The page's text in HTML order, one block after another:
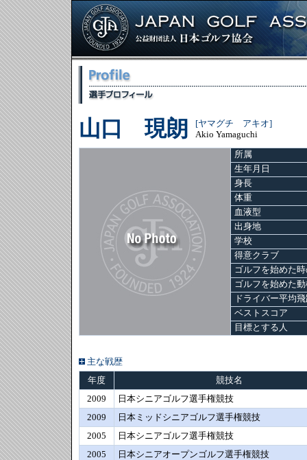
山口 現朗
[ヤマグチ アキオ]
Akio Yamaguchi
所属
生年月日
身長
体重
血液型
出身地
学校
得意クラブ
ゴルフを始めた
ゴルフを始めた
ドライバー平均
ベストスコア
目標とする人
主な戦歴
年度
競技名
2009
日本シニアゴルフ選手権競技
2009
日本ミッドシニアゴルフ選手権競技
2005
日本シニアゴルフ選手権競技
2005
日本シニアオープンゴルフ選手権競技